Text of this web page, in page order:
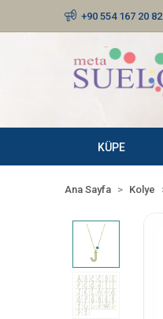
+90 554 167 20 82
KÜPE
Ana Sayfa Kolye